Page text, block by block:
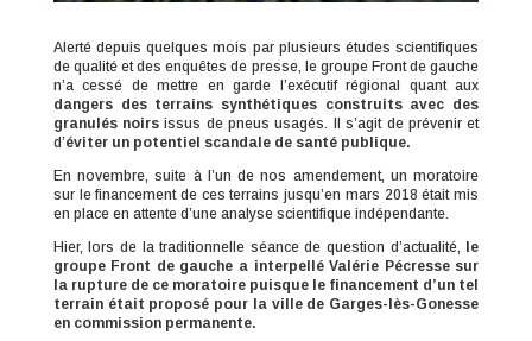
Alerté depuis quelques mois par plusieurs études scientifiques
de qualité et des enquêtes de presse, le groupe Front de gauche
n’a cessé de mettre en garde l’exécutif régional quant aux
dangers des terrains synthétiques construits avec des
granulés noirs issus de pneus usagés. Il s’agit de prévenir et
d’éviter un potentiel scandale de santé publique.
En novembre, suite à l’un de nos amendement, un moratoire
sur le financement de ces terrains jusqu’en mars 2018 était mis
en place en attente d’une analyse scientifique indépendante.
Hier, lors de la traditionnelle séance de question d’actualité, le
groupe Front de gauche a interpellé Valérie Pécresse sur
la rupture de ce moratoire puisque le financement d’un tel
terrain était proposé pour la ville de Garges-lès-Gonesse
en commission permanente.